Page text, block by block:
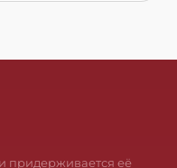
придерживается её